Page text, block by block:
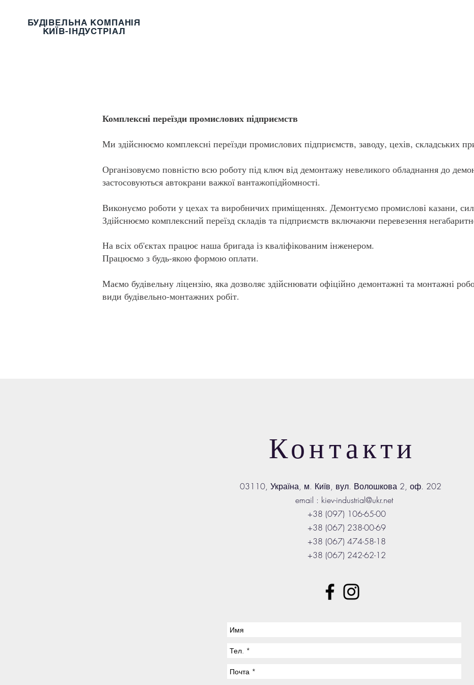
БУДІВЕЛЬНА КОМПАНІЯ
КИЇВ-ІНДУСТРІАЛ
Комплексні переїзди промислових підприємств
Ми здійснюємо комплексні переїзди промислових підприємств, заводу, цехів, складських
Організовуємо повністю всю роботу під ключ від демонтажу невеликого обладнання до
застосовуються автокрани важкої вантажопідйомності.
Виконуємо роботи у цехах та виробничих приміщеннях. Демонтуємо промислові казани,
Здійснюємо комплексний переїзд складів та підприємств включаючи перевезення
На всіх об'єктах працює наша бригада із кваліфікованим інженером.
Працюємо з будь-якою формою оплати.
Маємо будівельну ліцензію, яка дозволяє здійснювати офіційно демонтажні та монтажні
види будівельно-монтажних робіт.
Контакти
03110, Україна, м. Київ, вул. Волошкова 2, оф. 202
email : kiev-industrial@ukr.net
+38 (097) 106-65-00
+38 (067) 238-00-69
+38 (067) 474-58-18
+38 (067) 242-62-12